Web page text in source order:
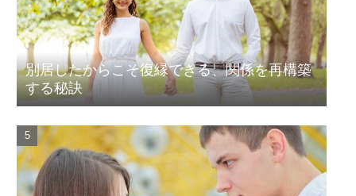
別居したからこそ復縁できる、関係を再構築
する秘訣